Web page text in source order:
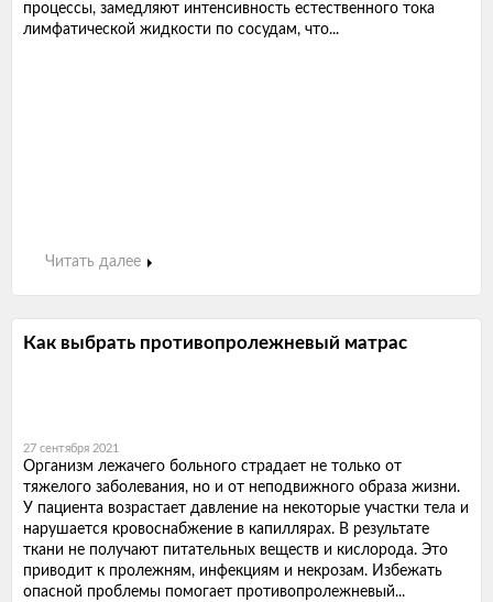
процессы, замедляют интенсивность естественного тока
лимфатической жидкости по сосудам, что...
Читать далее
Как выбрать противопролежневый матрас
27 сентября 2021
Организм лежачего больного страдает не только от
тяжелого заболевания, но и от неподвижного образа жизни.
У пациента возрастает давление на некоторые участки тела и
нарушается кровоснабжение в капиллярах. В результате
ткани не получают питательных веществ и кислорода. Это
приводит к пролежням, инфекциям и некрозам. Избежать
опасной проблемы помогает противопролежневый...